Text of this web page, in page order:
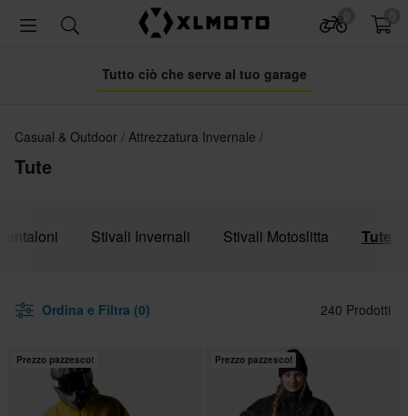
Tutto ciò che serve al tuo garage
Casual & Outdoor Attrezzatura Invernale
Tute
Stivali Invernali Stivali Motoslitta Tute
Ordina e Filtra (0) 240 Prodotti
Prezzo pazzesco! Prezzo pazzesco!